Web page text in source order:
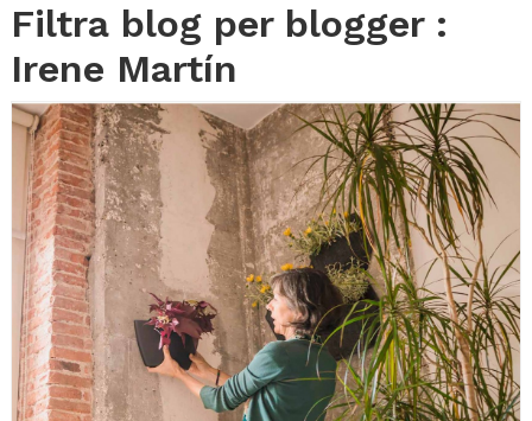
Filtra blog per blogger :
Irene MartínPER SAPERNE DI PIÙ